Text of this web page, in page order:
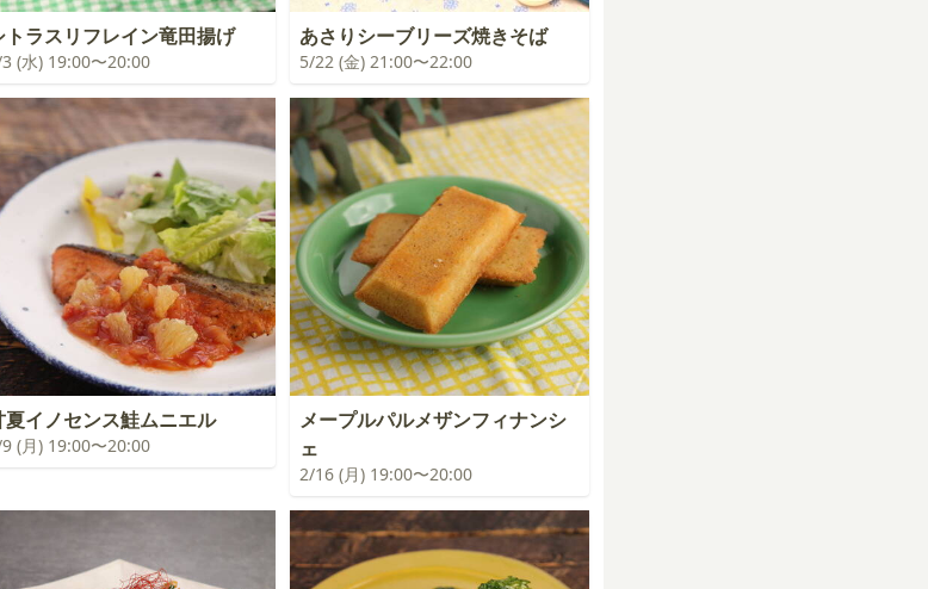
トラスリフレイン竜田揚げ
(水) 19:00〜20:00
あさりシーブリーズ焼きそば
5/22 (金) 21:00〜22:00
夏イノセンス鮭ムニエル
(月) 19:00〜20:00
メープルパルメザンフィナンシ
ェ
2/16 (月) 19:00〜20:00